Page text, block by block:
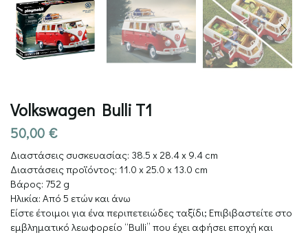
Volkswagen Bulli T1
50,00 €
Διαστάσεις συσκευασίας: 38.5 x 28.4 x 9.4 cm
Διαστάσεις προϊόντος: 11.0 x 25.0 x 13.0 cm
Βάρος: 752 g
Ηλικία: Από 5 ετών και άνω
Είστε έτοιμοι για ένα περιπετειώδες ταξίδι; Επιβιβαστείτε στο
εμβληματικό λεωφορείο “Bulli” που έχει αφήσει εποχή και